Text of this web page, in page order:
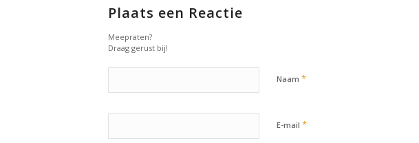
Plaats een Reactie
Meepraten?
Draag gerust bij!
Naam *
E-mail *